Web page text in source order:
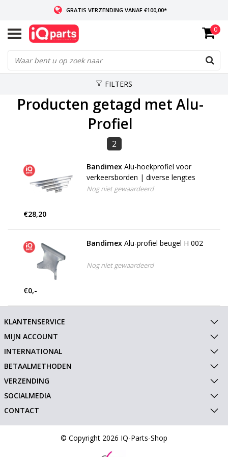
GRATIS VERZENDING VANAF €100,00*
INDIEN VOORRADIG: VOOR 14:00 BESTELD, ZELFDE DAG VERZONDEN
WERELDWIJDE LEVERING
0
FILTERS
Producten getagd met Alu-
Profiel
2
Bandimex Alu-hoekprofiel voor
verkeersborden | diverse lengtes
Nog niet gewaardeerd
€28,20
Bandimex Alu-profiel beugel H 002
Nog niet gewaardeerd
€0,-
KLANTENSERVICE
MIJN ACCOUNT
INTERNATIONAL
BETAALMETHODEN
VERZENDING
SOCIALMEDIA
CONTACT
© Copyright 2026 IQ-Parts-Shop